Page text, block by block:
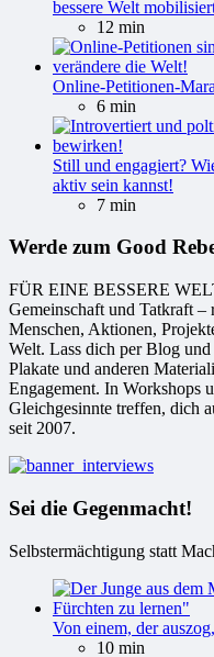
bessere Welt
12 min
Online-Petitionen-
6 min
Still und engagiert?
aktiv sein kannst!
7 min
Werde zum Good
FÜR EINE BESSERE
Gemeinschaft und Tatkraft –
Menschen, Aktionen,
Welt. Lass dich per Blog
Plakate und anderen
Engagement. In Workshops
Gleichgesinnte treffen, dich
seit 2007.
Sei die Gegenmacht!
Selbstermächtigung statt
Von einem, der
10 min